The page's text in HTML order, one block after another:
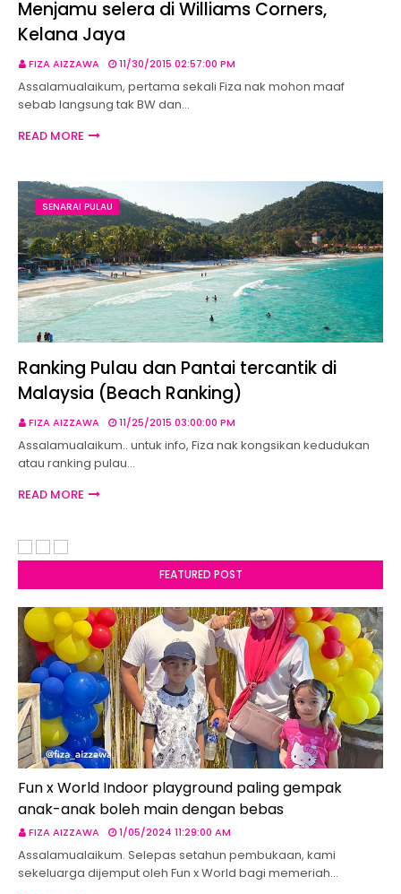
Menjamu selera di Williams Corners,
Kelana Jaya
FIZA AIZZAWA 11/30/2015 02:57:00 PM
Assalamualaikum, pertama sekali Fiza nak mohon maaf
sebab langsung tak BW dan…
READ MORE
SENARAI PULAU
Ranking Pulau dan Pantai tercantik di
Malaysia (Beach Ranking)
FIZA AIZZAWA 11/25/2015 03:00:00 PM
Assalamualaikum.. untuk info, Fiza nak kongsikan kedudukan
atau ranking pulau…
READ MORE
FEATURED POST
Fun x World Indoor playground paling gempak
anak-anak boleh main dengan bebas
FIZA AIZZAWA 1/05/2024 11:29:00 AM
Assalamualaikum. Selepas setahun pembukaan, kami
sekeluarga dijemput oleh Fun x World bagi memeriah…